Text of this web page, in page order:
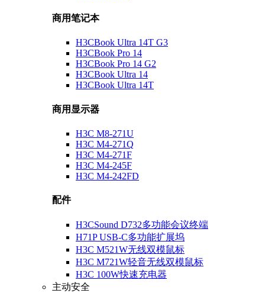
商用笔记本
H3CBook Ultra 14T G3
H3CBook Pro 14
H3CBook Pro 14 G2
H3CBook Ultra 14
H3CBook Ultra 14T
商用显示器
H3C M8-271U
H3C M4-271Q
H3C M4-271F
H3C M4-245F
H3C M4-242FD
配件
H3CSound D732多功能会议终端
H71P USB-C多功能扩展坞
H3C M521W无线双模鼠标
H3C M721W轻音无线双模鼠标
H3C 100W快速充电器
主动安全